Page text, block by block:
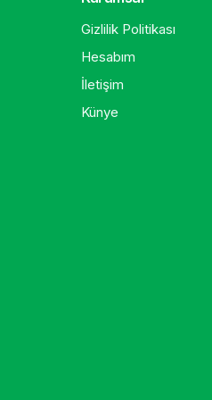
Gizlilik Politikası
Hesabım
İletişim
Künye